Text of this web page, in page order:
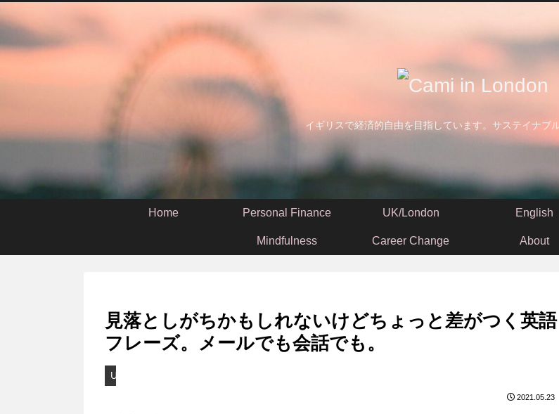
イギリスで経済的自由を目指しています。サステイナブ
Home Personal Finance UK/London English
Mindfulness Career Change About
見落としがちかもしれないけどちょっと差がつく英語
フレーズ。メールでも会話でも。
UK/London
2021.05.23